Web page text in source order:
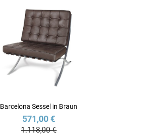
Barcelona Sessel in Braun
571,00 €
1.118,00 €